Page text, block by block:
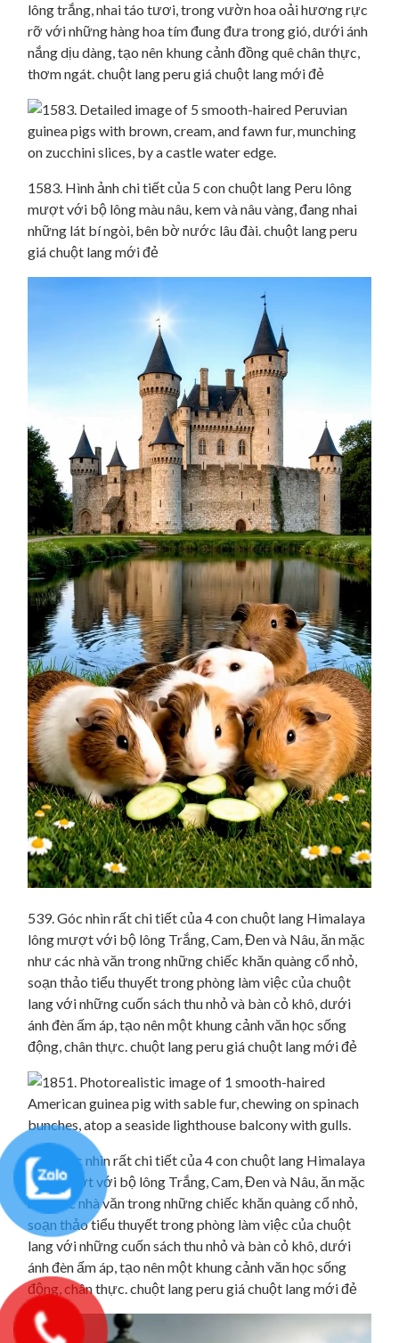
lông trắng, nhai táo tươi, trong vườn hoa oải hương rực
rỡ với những hàng hoa tím đung đưa trong gió, dưới ánh
nắng dịu dàng, tạo nên khung cảnh đồng quê chân thực,
thơm ngát. chuột lang peru giá chuột lang mới đẻ
1583. Hình ảnh chi tiết của 5 con chuột lang Peru lông
mượt với bộ lông màu nâu, kem và nâu vàng, đang nhai
những lát bí ngòi, bên bờ nước lâu đài. chuột lang peru
giá chuột lang mới đẻ
539. Góc nhìn rất chi tiết của 4 con chuột lang Himalaya
lông mượt với bộ lông Trắng, Cam, Đen và Nâu, ăn mặc
như các nhà văn trong những chiếc khăn quàng cổ nhỏ,
soạn thảo tiểu thuyết trong phòng làm việc của chuột
lang với những cuốn sách thu nhỏ và bàn cỏ khô, dưới
ánh đèn ấm áp, tạo nên một khung cảnh văn học sống
động, chân thực. chuột lang peru giá chuột lang mới đẻ
539. Góc nhìn rất chi tiết của 4 con chuột lang Himalaya
lông mượt với bộ lông Trắng, Cam, Đen và Nâu, ăn mặc
như các nhà văn trong những chiếc khăn quàng cổ nhỏ,
soạn thảo tiểu thuyết trong phòng làm việc của chuột
lang với những cuốn sách thu nhỏ và bàn cỏ khô, dưới
ánh đèn ấm áp, tạo nên một khung cảnh văn học sống
động, chân thực. chuột lang peru giá chuột lang mới đẻ